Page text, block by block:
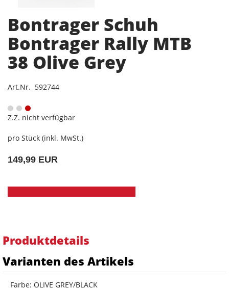
Bontrager Schuh
Bontrager Rally MTB
38 Olive Grey
Art.Nr. 592744
Z.Z. nicht verfügbar
pro Stück (inkl. MwSt.)
149,99 EUR
Produktdetails
Varianten des Artikels
Farbe: OLIVE GREY/BLACK